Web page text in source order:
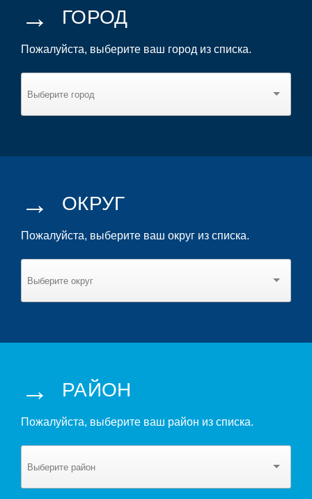
→ ГОРОД
Пожалуйста, выберите ваш город из списка.
→ ОКРУГ
Пожалуйста, выберите ваш округ из списка.
→ РАЙОН
Пожалуйста, выберите ваш район из списка.